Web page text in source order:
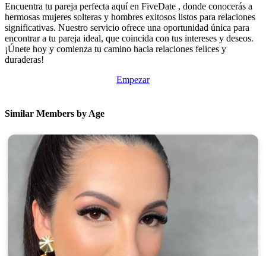
Encuentra tu pareja perfecta aquí en FiveDate , donde conocerás a
hermosas mujeres solteras y hombres exitosos listos para relaciones
significativas. Nuestro servicio ofrece una oportunidad única para
encontrar a tu pareja ideal, que coincida con tus intereses y deseos.
¡Únete hoy y comienza tu camino hacia relaciones felices y
duraderas!
Empezar
Similar Members by Age
upload your own photo
100% FREE
×10 more visibility